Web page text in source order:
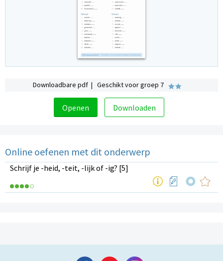
Downloadbare pdf | Geschikt voor groep 7
Openen Downloaden
Online oefenen met dit onderwerp
Schrijf je -heid, -teit, -lijk of -ig? [5]